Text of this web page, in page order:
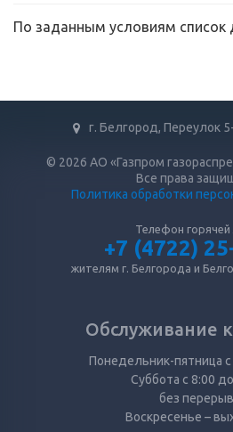
По заданным условиям список
г. Белгород, Переулок
© 2026 АО «Газпром
Все права
Политика обработки
Телефон горячей
+7 (4722)
жителям г. Белгорода и
Обслуживание
Понедельник-пятница
Суббота с 8:00
без
Воскресенье –